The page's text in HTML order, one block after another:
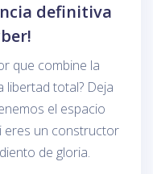
definitiva
que combine la
libertad total? Deja
el espacio
eres un constructor
de gloria.